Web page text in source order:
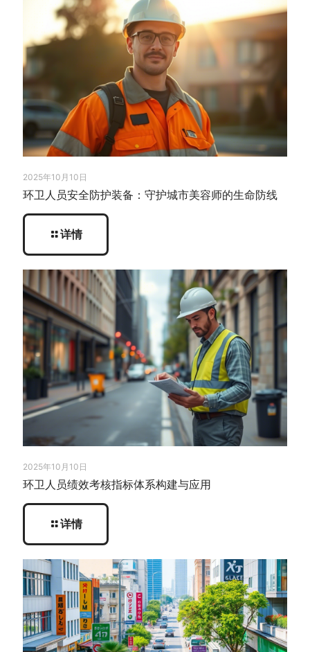
2025年10月10日
环卫人员安全防护装备：守护城市美容师的生命防线
详情
2025年10月10日
环卫人员绩效考核指标体系构建与应用
详情